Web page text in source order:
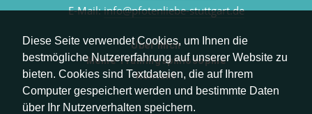
Diese Seite verwendet Cookies, um Ihnen die
bestmögliche Nutzererfahrung auf unserer Website zu
bieten. Cookies sind Textdateien, die auf Ihrem
Computer gespeichert werden und bestimmte Daten
über Ihr Nutzerverhalten speichern.
E-Mail:info@pfotenliebe-stuttgart.de
Über mich
Meine Trainingsphilosophie
Kontakt